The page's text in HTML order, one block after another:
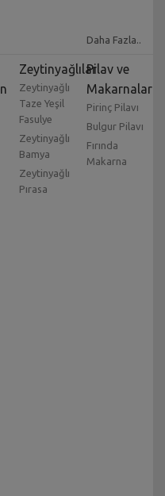
Daha Fazla..
Zeytinyağlılar
Zeytinyağlı
Taze Yeşil
Fasulye
Zeytinyağlı
Bamya
Zeytinyağlı
Pırasa
Pilav ve
Makarnalar
Pirinç Pilavı
Bulgur Pilavı
Fırında
Makarna